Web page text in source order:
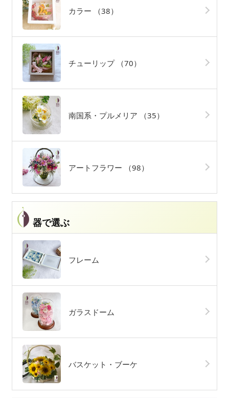
カラー （38）
チューリップ （70）
南国系・プルメリア （35）
アートフラワー （98）
器で選ぶ
フレーム
ガラスドーム
バスケット・ブーケ